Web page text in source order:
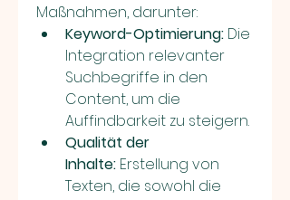
Maßnahmen, darunter:
Keyword-Optimierung: Die
Integration relevanter
Suchbegriffe in den
Content, um die
Auffindbarkeit zu steigern.
Qualität der
Inhalte: Erstellung von
Texten, die sowohl die